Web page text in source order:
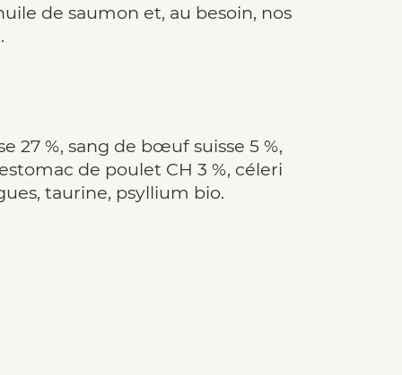
de saumon et, au besoin, nos
27 %, sang de bœuf suisse 5 %,
de poulet CH 3 %, céleri
taurine, psyllium bio.